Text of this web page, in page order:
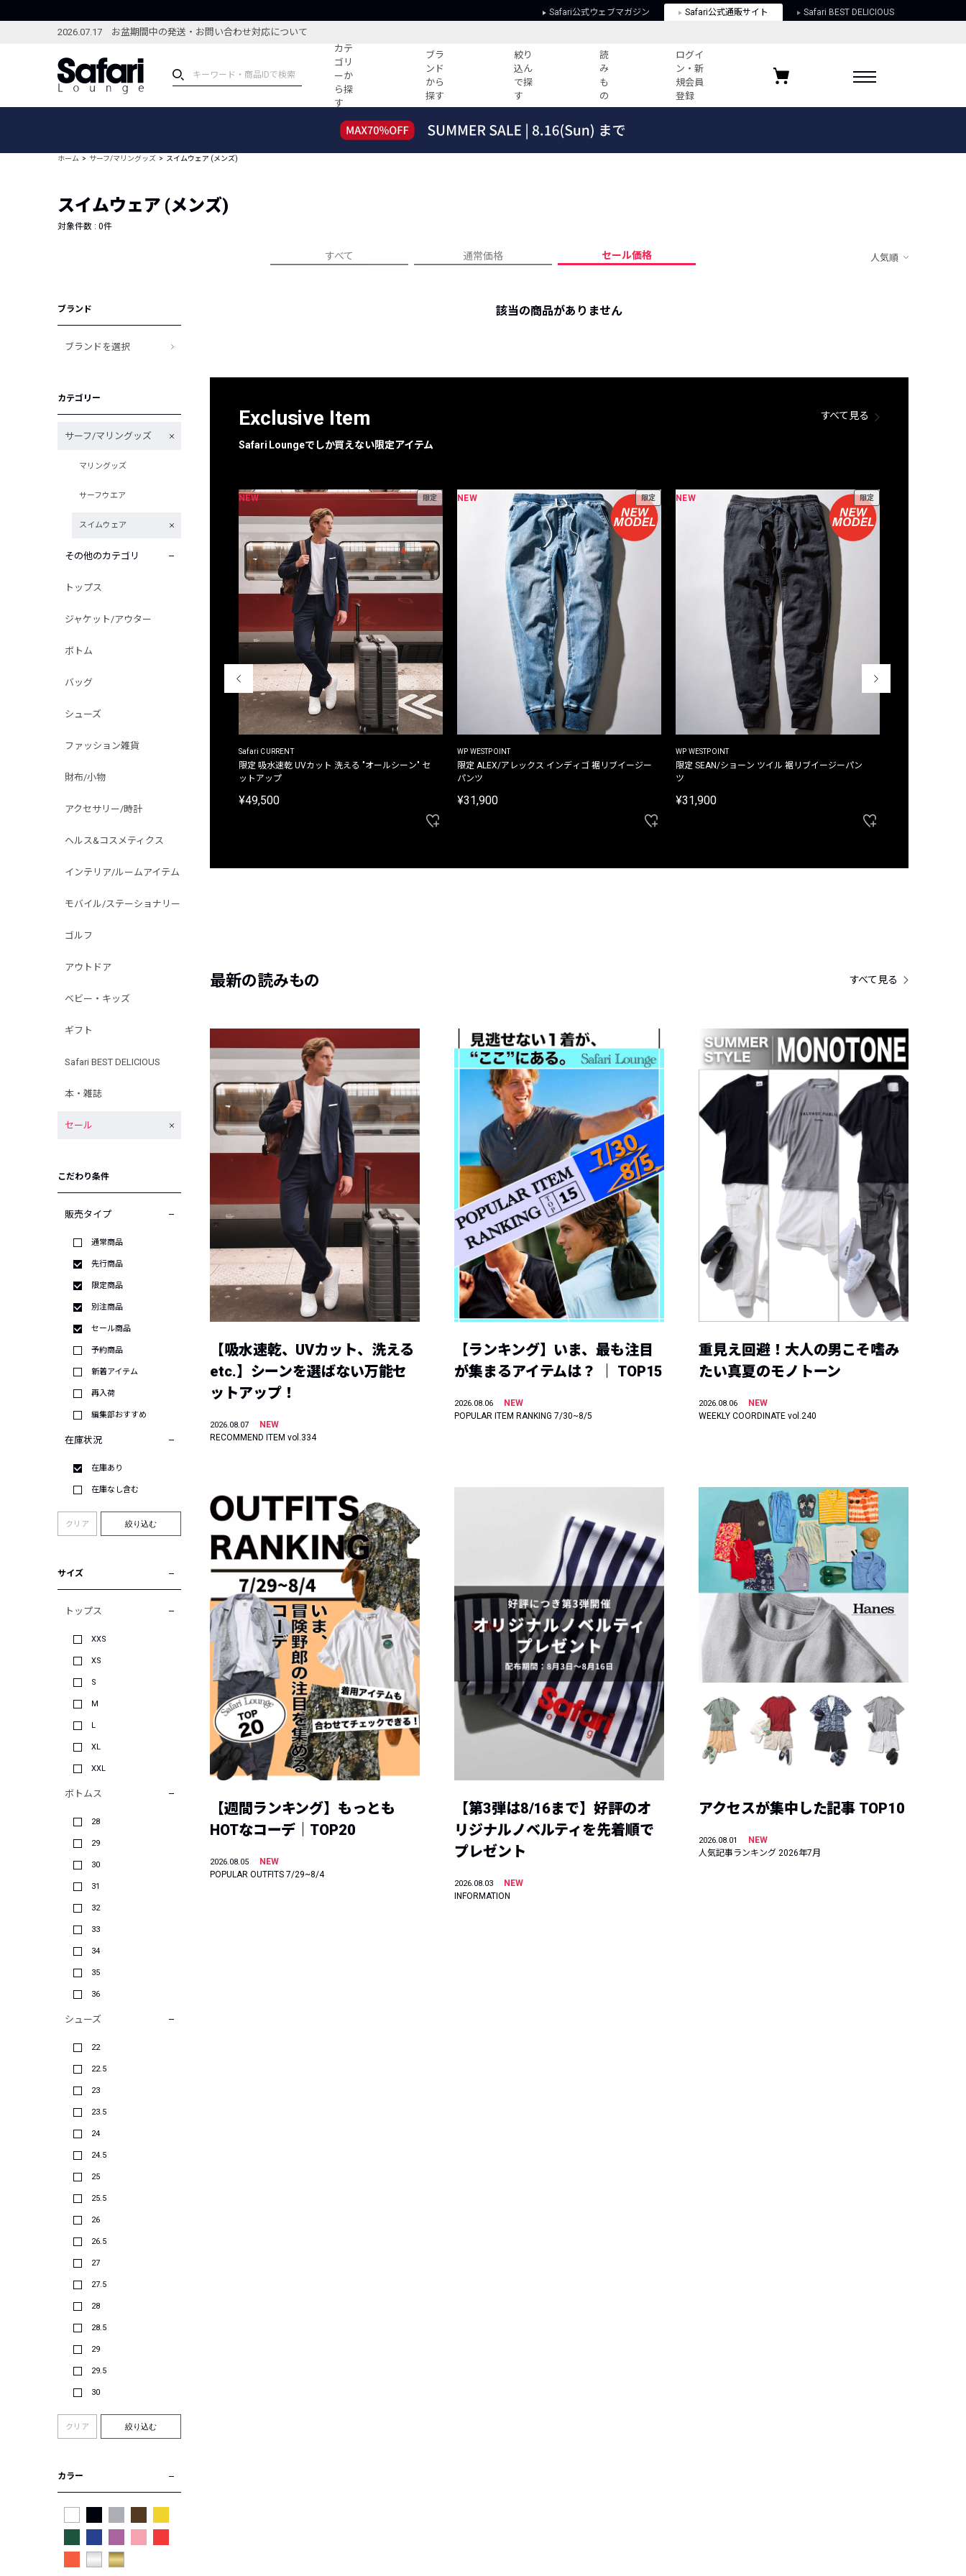
Safari公式ウェブマガジン Safari公式通販サイト Safari BEST DELICIOUS
2026.07.17 お盆期間中の発送・お問い合わせ対応について
カテ
ゴリ
ーか
ら探
す
ブラ
ンド
から
探す
絞り
込ん
で探
す
読
み
も
の
ログイ
ン・新
規会員
登録
ブランドから探す
新着アイテム
編集部のおすすめアイテム
特集記事
すべての記事
人気記事ランキング
フォーカスブランド
プライバシーポリシー
お気に入りブランド
ホーム サーフ/マリングッズ スイムウェア (メンズ)
スイムウェア (メンズ)
対象件数 : 0件
すべて 通常価格 セール価格 人気順
ブランド
ブランドを選択
カテゴリー
サーフ/マリングッズ
マリングッズ
サーフウエア
スイムウェア
その他のカテゴリ
トップス
ジャケット/アウター
ボトム
バッグ
シューズ
ファッション雑貨
財布/小物
アクセサリー/時計
ヘルス&コスメティクス
インテリア/ルームアイテム
モバイル/ステーショナリー
ゴルフ
アウトドア
ベビー・キッズ
ギフト
Safari BEST DELICIOUS
本・雑誌
セール
こだわり条件
販売タイプ
通常商品
先行商品
限定商品
別注商品
セール商品
予約商品
新着アイテム
再入荷
編集部おすすめ
在庫状況
在庫あり
在庫なし含む
クリア 絞り込む
サイズ
トップス
XXS
XS
S
M
L
XL
XXL
ボトムス
28
29
30
31
32
33
34
35
36
シューズ
22
22.5
23
23.5
24
24.5
25
25.5
26
26.5
27
27.5
28
28.5
29
29.5
30
クリア 絞り込む
カラー
該当の商品がありません
Exclusive Item
Safari Loungeでしか買えない限定アイテム
すべて見る
NEW 限定
Safari CURRENT
限定 吸水速乾 UVカット 洗える "オールシーン" セ
ットアップ
¥49,500
NEW 限定
WP WESTPOINT
限定 ALEX/アレックス インディゴ 裾リブイージー
パンツ
¥31,900
NEW 限定
WP WESTPOINT
限定 SEAN/ショーン ツイル 裾リブイージーパン
ツ
¥31,900
最新の読みもの すべて見る
【吸水速乾、UVカット、洗える
etc.】シーンを選ばない万能セ
ットアップ！
2026.08.07
NEW
RECOMMEND ITEM vol.334
【ランキング】いま、最も注目
が集まるアイテムは？ ｜ TOP15
2026.08.06
NEW
POPULAR ITEM RANKING 7/30~8/5
重見え回避！大人の男こそ嗜み
たい真夏のモノトーン
2026.08.06
NEW
WEEKLY COORDINATE vol.240
【週間ランキング】もっとも
HOTなコーデ｜TOP20
2026.08.05
NEW
POPULAR OUTFITS 7/29~8/4
【第3弾は8/16まで】好評のオ
リジナルノベルティを先着順で
プレゼント
2026.08.03
NEW
INFORMATION
アクセスが集中した記事 TOP10
2026.08.01
NEW
人気記事ランキング 2026年7月